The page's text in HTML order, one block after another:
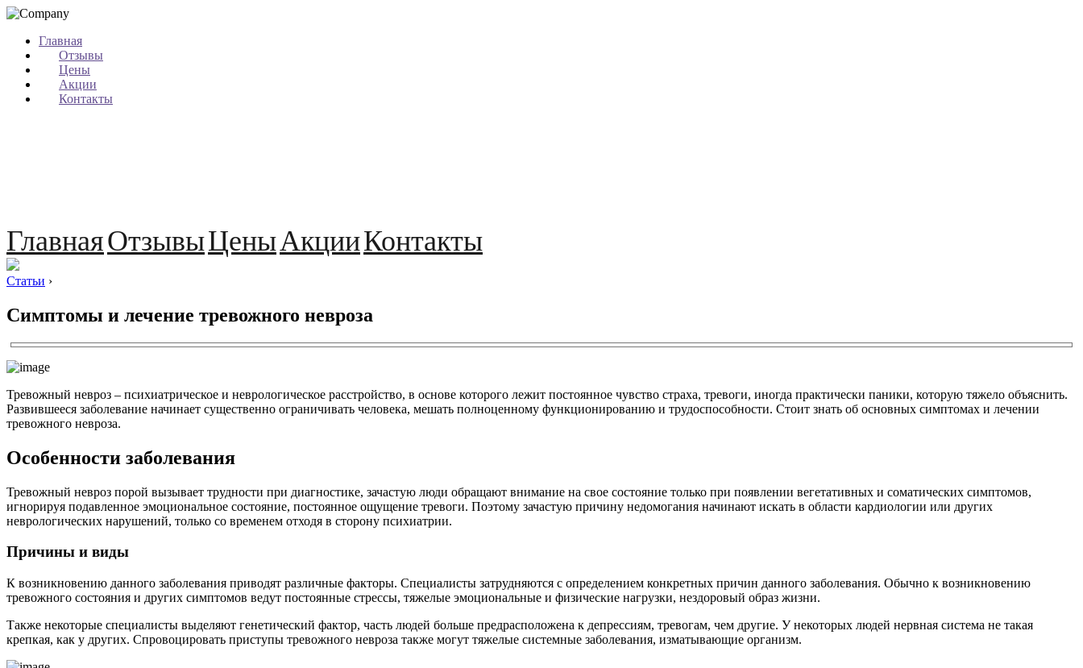
Главная
Отзывы
Цены
Акции
Контакты
ГлавнаяОтзывыЦеныАкцииКонтакты
Статьи ›
Симптомы и лечение тревожного невроза
Тревожный невроз – психиатрическое и неврологическое расстройство, в основе которого лежит постоянное чувство страха, тревоги, иногда практически паники, которую тяжело объяснить.
Развившееся заболевание начинает существенно ограничивать человека, мешать полноценному функционированию и трудоспособности. Стоит знать об основных симптомах и лечении
тревожного невроза.
Особенности заболевания
Тревожный невроз порой вызывает трудности при диагностике, зачастую люди обращают внимание на свое состояние только при появлении вегетативных и соматических симптомов,
игнорируя подавленное эмоциональное состояние, постоянное ощущение тревоги. Поэтому зачастую причину недомогания начинают искать в области кардиологии или других
неврологических нарушений, только со временем отходя в сторону психиатрии.
Причины и виды
К возникновению данного заболевания приводят различные факторы. Специалисты затрудняются с определением конкретных причин данного заболевания. Обычно к возникновению
тревожного состояния и других симптомов ведут постоянные стрессы, тяжелые эмоциональные и физические нагрузки, нездоровый образ жизни.
Также некоторые специалисты выделяют генетический фактор, часть людей больше предрасположена к депрессиям, тревогам, чем другие. У некоторых людей нервная система не такая
крепкая, как у других. Спровоцировать приступы тревожного невроза также могут тяжелые системные заболевания, изматывающие организм.